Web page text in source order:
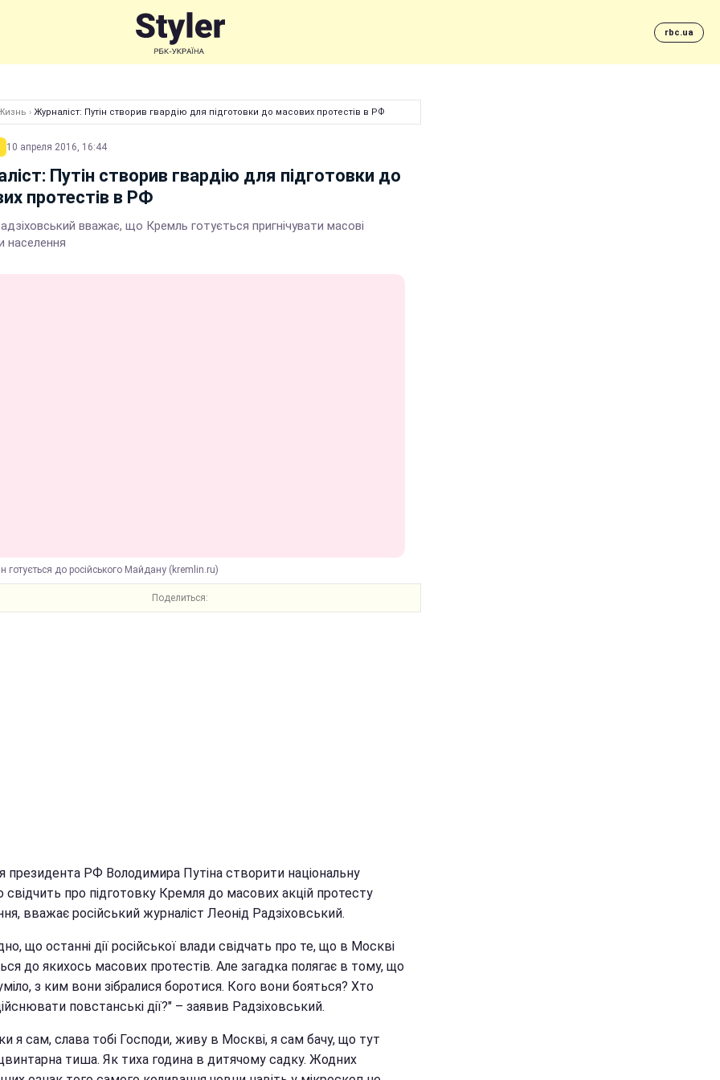
rbc.ua
› Журналіст: Путін створив гвардію для підготовки до масових протестів в РФ
10 апреля 2016, 16:44
Путін створив гвардію для підготовки до
протестів в РФ
вважає, що Кремль готується пригнічувати масові
населення
готується до російського Майдану (kremlin.ru)
Поделиться:
президента РФ Володимира Путіна створити національну
свідчить про підготовку Кремля до масових акцій протесту
вважає російський журналіст Леонід Радзіховський.
що останні дії російської влади свідчать про те, що в Москві
до якихось масових протестів. Але загадка полягає в тому, що
з ким вони зібралися боротися. Кого вони бояться? Хто
повстанські дії?" – заявив Радзіховський.
я сам, слава тобі Господи, живу в Москві, я сам бачу, що тут
тиша. Як тиха година в дитячому садку. Жодних